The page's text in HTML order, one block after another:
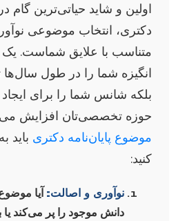
اولین و شاید حیاتی‌ترین گام
دکتری، انتخاب موضوعی
متناسب با علایق شماست. یک
انگیزه شما را در طول
بلکه شانس شما را برای ایجاد
حوزه تخصصی‌تان افزایش
موضوع پایان‌نامه دکتری باید
کنید:
نوآوری و اصالت: آیا
دانش موجود را پر می‌کند